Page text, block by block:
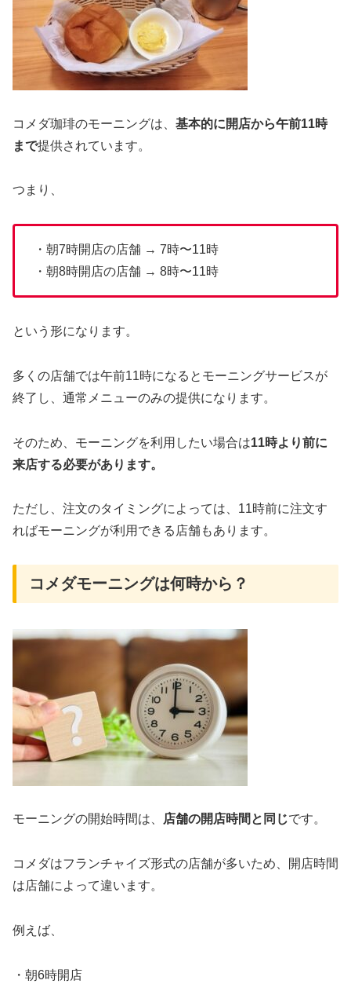
コメダ珈琲のモーニングは、 基本的に開店から午前11時
まで提供されています。
つまり、
・朝7時開店の店舗 → 7時〜11時
・朝8時開店の店舗 → 8時〜11時
という形になります。
多くの店舗では午前11時になるとモーニングサービスが
終了し、通常メニューのみの提供になります。
そのため、モーニングを利用したい場合は11時より前に
来店する必要があります。
ただし、注文のタイミングによっては、11時前に注文す
ればモーニングが利用できる店舗もあります。
コメダモーニングは何時から？
モーニングの開始時間は、 店舗の開店時間と同じです。
コメダはフランチャイズ形式の店舗が多いため、開店時間
は店舗によって違います。
例えば、
・朝6時開店